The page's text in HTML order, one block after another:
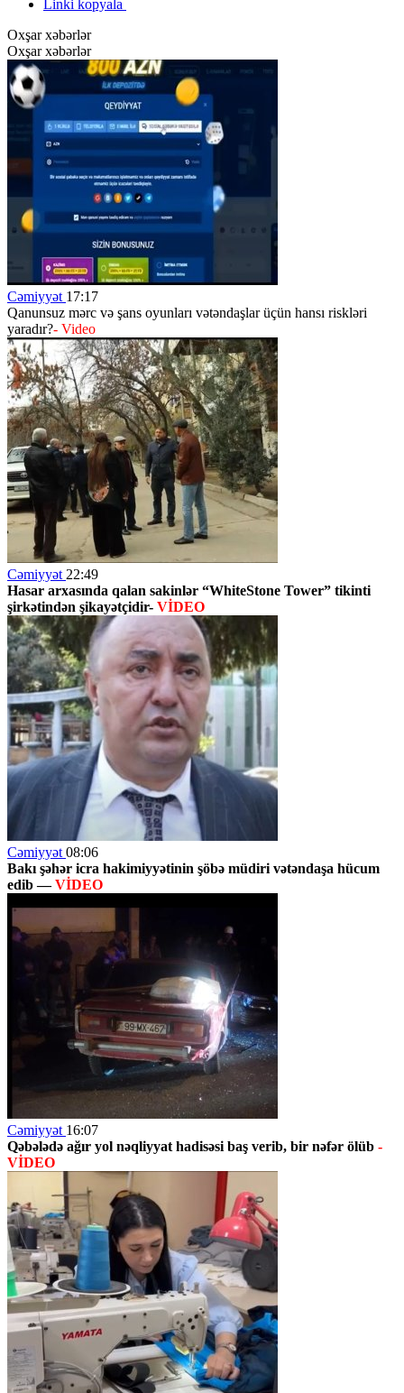
Linki kopyala
Oxşar xəbərlər
Oxşar xəbərlər
Cəmiyyət 17:17
Qanunsuz mərc və şans oyunları vətəndaşlar üçün hansı riskləri
yaradır?- Video
Cəmiyyət 22:49
Hasar arxasında qalan sakinlər “WhiteStone Tower” tikinti
şirkətindən şikayətçidir- VİDEO
Cəmiyyət 08:06
Bakı şəhər icra hakimiyyətinin şöbə müdiri vətəndaşa hücum
edib —VİDEO
Cəmiyyət 16:07
Qəbələdə ağır yol nəqliyyat hadisəsi baş verib, bir nəfər ölüb -
VİDEO